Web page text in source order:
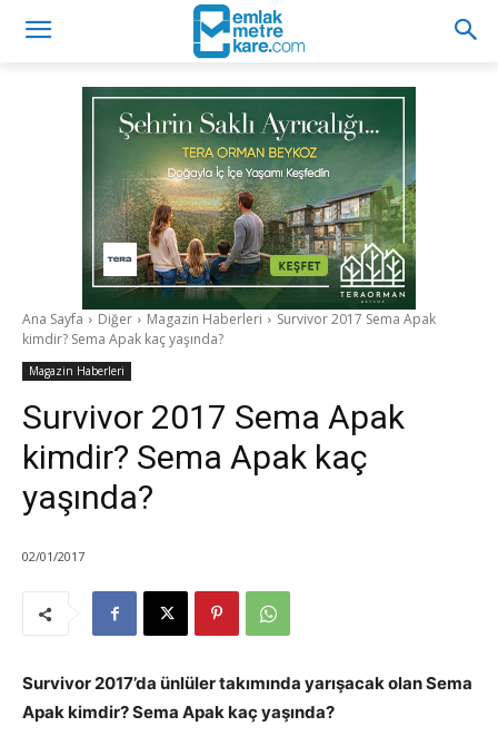
Ana Sayfa Diğer Magazin Haberleri
Survivor 2017 Sema Apak
kimdir? Sema Apak kaç yaşında?
Magazin Haberleri
Survivor 2017 Sema Apak
kimdir? Sema Apak kaç
yaşında?
02/01/2017
Survivor 2017’da ünlüler takımında yarışacak olan Sema
Apak kimdir? Sema Apak kaç yaşında?